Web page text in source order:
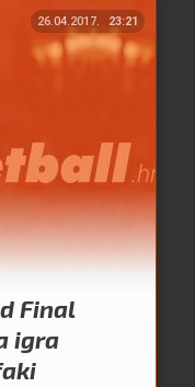
26.04.2017. 23:21
Final
igra